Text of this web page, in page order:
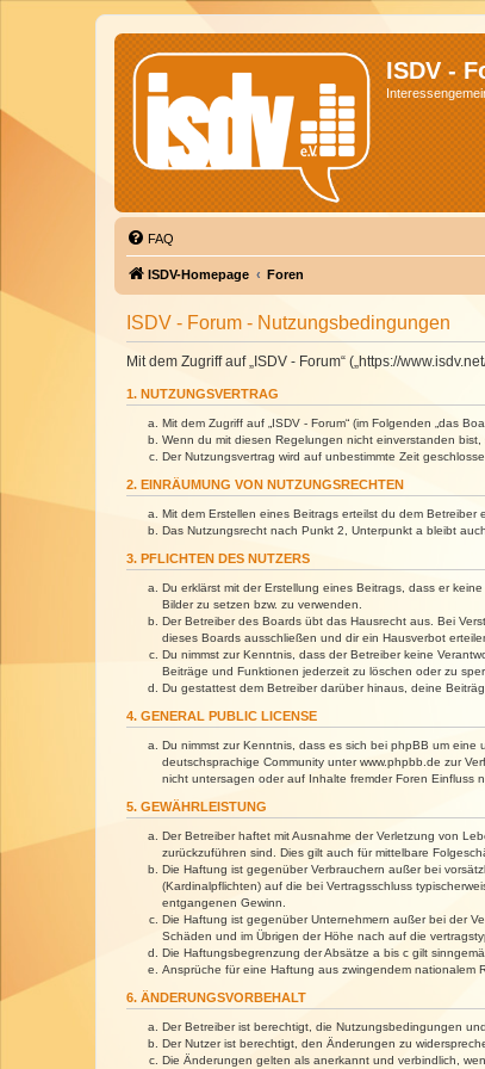
ISDV -
FAQ
ISDV-Homepage Foren
ISDV - Forum - Nutzungsbedingungen
Mit dem Zugriff auf „ISDV - Forum“ („https://
1. NUTZUNGSVERTRAG
Mit dem Zugriff auf „ISDV - Forum“ (im Folgenden „das
Wenn du mit diesen Regelungen nicht einverstanden
Der Nutzungsvertrag wird auf unbestimmte Zeit
2. EINRÄUMUNG VON NUTZUNGSRECHTEN
Mit dem Erstellen eines Beitrags erteilst du dem
Das Nutzungsrecht nach Punkt 2, Unterpunkt a bleibt
3. PFLICHTEN DES NUTZERS
Du erklärst mit der Erstellung eines Beitrags, dass er
Bilder zu setzen bzw. zu verwenden.
Der Betreiber des Boards übt das Hausrecht aus. Bei
dieses Boards ausschließen und dir ein Hausverbot
Du nimmst zur Kenntnis, dass der Betreiber keine
Beiträge und Funktionen jederzeit zu löschen oder zu
Du gestattest dem Betreiber darüber hinaus, deine
4. GENERAL PUBLIC LICENSE
Du nimmst zur Kenntnis, dass es sich bei phpBB um eine
deutschsprachige Community unter www.phpbb.de zur
nicht untersagen oder auf Inhalte fremder Foren Einfluss
5. GEWÄHRLEISTUNG
Der Betreiber haftet mit Ausnahme der Verletzung von
zurückzuführen sind. Dies gilt auch für mittelbare
Die Haftung ist gegenüber Verbrauchern außer bei
(Kardinalpflichten) auf die bei Vertragsschluss
entgangenen Gewinn.
Die Haftung ist gegenüber Unternehmern außer bei der
Schäden und im Übrigen der Höhe nach auf die
Die Haftungsbegrenzung der Absätze a bis c gilt
Ansprüche für eine Haftung aus zwingendem nationalem
6. ÄNDERUNGSVORBEHALT
Der Betreiber ist berechtigt, die Nutzungsbedingungen
Der Nutzer ist berechtigt, den Änderungen zu
Die Änderungen gelten als anerkannt und verbindlich,